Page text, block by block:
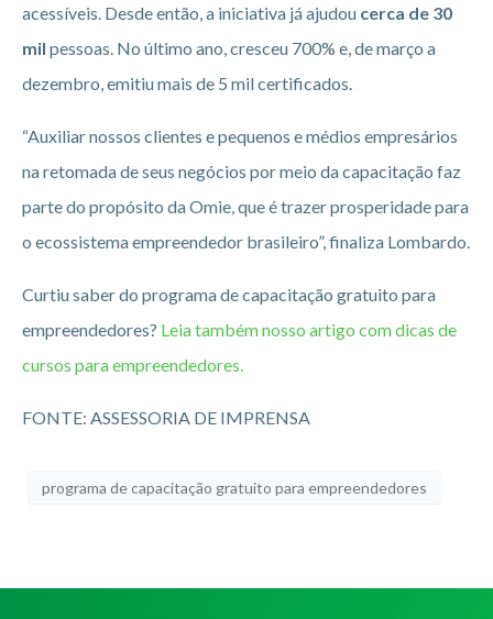
acessíveis. Desde então, a iniciativa já ajudou cerca de 30
mil pessoas. No último ano, cresceu 700% e, de março a
dezembro, emitiu mais de 5 mil certificados.
“Auxiliar nossos clientes e pequenos e médios empresários
na retomada de seus negócios por meio da capacitação faz
parte do propósito da Omie, que é trazer prosperidade para
o ecossistema empreendedor brasileiro”, finaliza Lombardo.
Curtiu saber do programa de capacitação gratuito para
empreendedores? Leia também nosso artigo com dicas de
cursos para empreendedores.
FONTE: ASSESSORIA DE IMPRENSA
programa de capacitação gratuito para empreendedores